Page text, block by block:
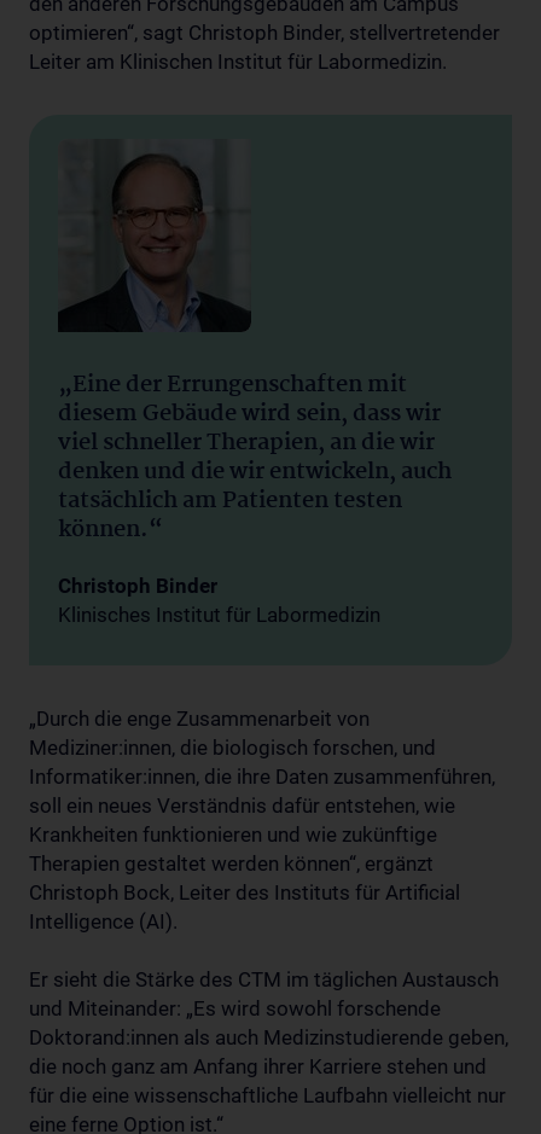
optimieren“, sagt Christoph Binder, stellvertretender
Leiter am Klinischen Institut für Labormedizin.
„Eine der Errungenschaften mit
diesem Gebäude wird sein, dass wir
viel schneller Therapien, an die wir
denken und die wir entwickeln, auch
tatsächlich am Patienten testen
können.“
Christoph Binder
Klinisches Institut für Labormedizin
„Durch die enge Zusammenarbeit von
Mediziner:innen, die biologisch forschen, und
Informatiker:innen, die ihre Daten zusammenführen,
soll ein neues Verständnis dafür entstehen, wie
Krankheiten funktionieren und wie zukünftige
Therapien gestaltet werden können“, ergänzt
Christoph Bock, Leiter des Instituts für Artificial
Intelligence (AI).
Er sieht die Stärke des CTM im täglichen Austausch
und Miteinander: „Es wird sowohl forschende
Doktorand:innen als auch Medizinstudierende geben,
die noch ganz am Anfang ihrer Karriere stehen und
für die eine wissenschaftliche Laufbahn vielleicht nur
eine ferne Option ist.“